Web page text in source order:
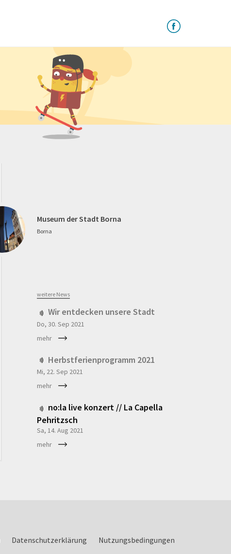
Museum der Stadt Borna
Borna
weitere News
Wir entdecken unsere Stadt
Do, 30. Sep 2021
mehr
Herbstferienprogramm 2021
Mi, 22. Sep 2021
mehr
no:la live konzert // La Capella
Pehritzsch
Sa, 14. Aug 2021
mehr
Datenschutzerklärung Nutzungsbedingungen